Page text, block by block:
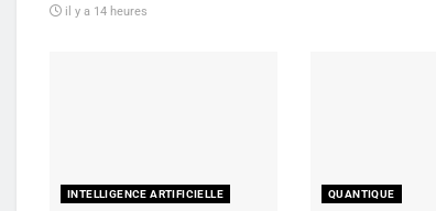
il y a 14 heures
INTELLIGENCE ARTIFICIELLE QUANTIQUE